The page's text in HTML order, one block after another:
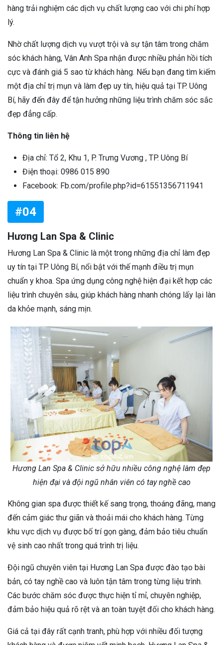
hàng trải nghiệm các dịch vụ chất lượng cao với chi phí hợp
lý.
Nhờ chất lượng dịch vụ vượt trội và sự tận tâm trong chăm
sóc khách hàng, Vân Anh Spa nhận được nhiều phản hồi tích
cực và đánh giá 5 sao từ khách hàng. Nếu bạn đang tìm kiếm
một địa chỉ trị mụn và làm đẹp uy tín, hiệu quả tại TP. Uông
Bí, hãy đến đây để tận hưởng những liệu trình chăm sóc sắc
đẹp đẳng cấp.
Thông tin liên hệ
Địa chỉ: Tổ 2, Khu 1, P. Trưng Vương , TP. Uông Bí
Điện thoại: 0986 015 890
Facebook: Fb.com/profile.php?id=61551356711941
#04
Hương Lan Spa & Clinic
Hương Lan Spa & Clinic là một trong những địa chỉ làm đẹp
uy tín tại TP. Uông Bí, nổi bật với thế mạnh điều trị mụn
chuẩn y khoa. Spa ứng dụng công nghệ hiện đại kết hợp các
liệu trình chuyên sâu, giúp khách hàng nhanh chóng lấy lại làn
da khỏe mạnh, sáng mịn.
Hương Lan Spa & Clinic sở hữu nhiều công nghệ làm đẹp
hiện đại và đội ngũ nhân viên có tay nghề cao
Không gian spa được thiết kế sang trọng, thoáng đãng, mang
đến cảm giác thư giãn và thoải mái cho khách hàng. Từng
khu vực dịch vụ được bố trí gọn gàng, đảm bảo tiêu chuẩn
vệ sinh cao nhất trong quá trình trị liệu.
Đội ngũ chuyên viên tại Hương Lan Spa được đào tạo bài
bản, có tay nghề cao và luôn tận tâm trong từng liệu trình.
Các bước chăm sóc được thực hiện tỉ mỉ, chuyên nghiệp,
đảm bảo hiệu quả rõ rệt và an toàn tuyệt đối cho khách hàng.
Giá cả tại đây rất cạnh tranh, phù hợp với nhiều đối tượng